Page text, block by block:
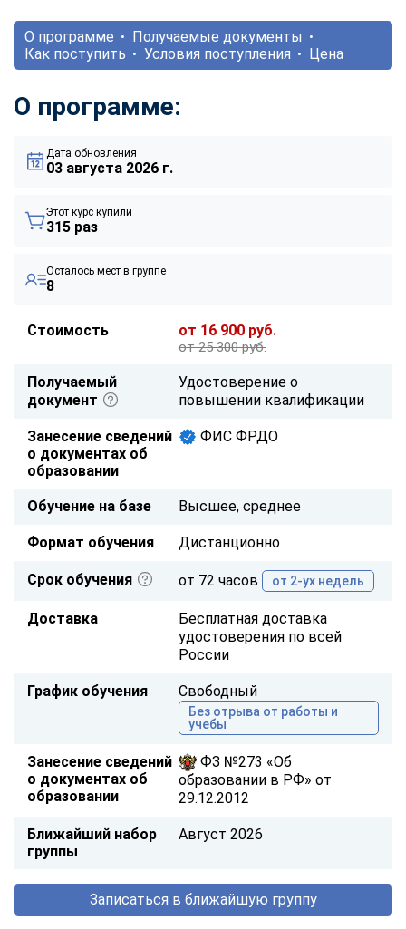
О программе
Получаемые документы
Как поступить
Условия поступления Цена
О программе:
Дата обновления
03 августа 2026 г.
Этот курс купили
315 раз
Осталось мест в группе
8
Стоимость от 16 900 руб.
от 25 300 руб.
Получаемый
документ
Удостоверение о
повышении квалификации
Занесение сведений
о документах об
образовании
ФИС ФРДО
Обучение на базе Высшее, среднее
Формат обучения Дистанционно
Срок обучения от 72 часов от 2-ух недель
Доставка
Бесплатная доставка
удостоверения по всей
России
График обучения Свободный
Без отрыва от работы и
учебы
Занесение сведений
о документах об
образовании
ФЗ №273 «Об
образовании в РФ» от
29.12.2012
Ближайший набор
группы
Август 2026
Записаться в ближайшую группу